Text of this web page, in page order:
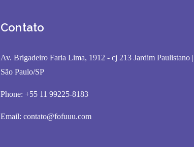
Contato
Av. Brigadeiro Faria Lima, 1912 - cj 213 Jardim Paulistano |
São Paulo/SP
Phone: +55 11 99225-8183
Email: contato@fofuuu.com